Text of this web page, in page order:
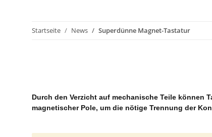
Startseite News Superdünne Magnet-Tastatur
Durch den Verzicht auf mechanische Teile können
magnetischer Pole, um die nötige Trennung der